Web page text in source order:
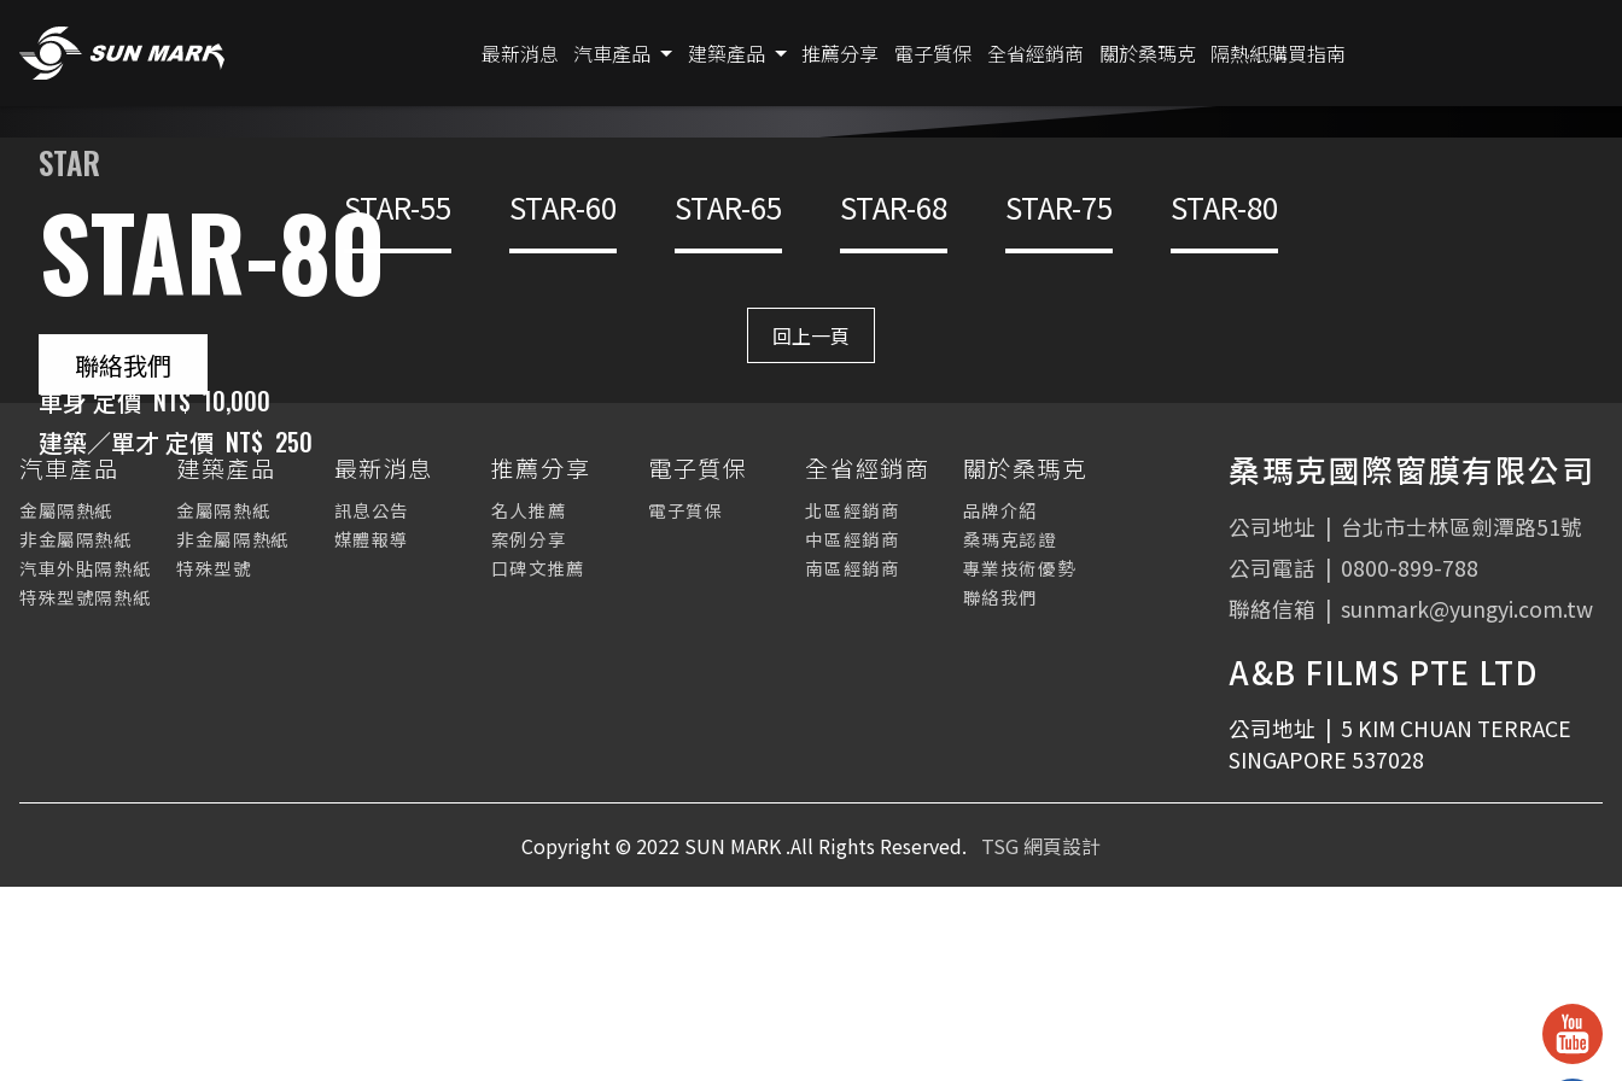
最新消息 汽車產品 建築產品 推薦分享 電子質保 全省經銷商 關於桑瑪克 隔熱紙購買指南
STAR
STAR-80
聯絡我們
車身 定價 NT$ 10,000
建築／單才 定價 NT$ 250 15%
STAR-55 STAR-60 STAR-65 STAR-68 STAR-75 STAR-80
回上一頁
桑瑪克國際窗膜有限公司
公司地址 | 台北市士林區劍潭路51號
公司電話 | 0800-899-788
聯絡信箱 | sunmark@yungyi.com.tw
A&B FILMS PTE LTD
公司地址 | 5 KIM CHUAN TERRACE
SINGAPORE 537028
汽車產品
金屬隔熱紙
非金屬隔熱紙
汽車外貼隔熱紙
特殊型號隔熱紙
建築產品
金屬隔熱紙
非金屬隔熱紙
特殊型號
最新消息
訊息公告
媒體報導
推薦分享
名人推薦
案例分享
口碑文推薦
電子質保
電子質保
全省經銷商
北區經銷商
中區經銷商
南區經銷商
關於桑瑪克
品牌介紹
桑瑪克認證
專業技術優勢
聯絡我們
Copyright © 2022 SUN MARK .All Rights Reserved. TSG 網頁設計